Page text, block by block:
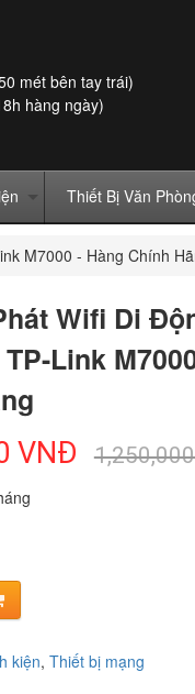
mét bên tay trái)
hàng ngày)
Thiết Bị Văn
M7000 - Hàng Chính
Wifi Di
Link
VNĐ
kiện, Thiết bị mạng